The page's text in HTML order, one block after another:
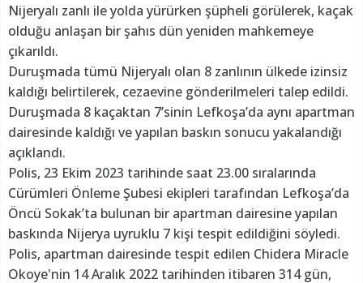
Nijeryalı zanlı ile yolda yürürken şüpheli görülerek, kaçak
olduğu anlaşan bir şahıs dün yeniden mahkemeye
çıkarıldı.
Duruşmada tümü Nijeryalı olan 8 zanlının ülkede izinsiz
kaldığı belirtilerek, cezaevine gönderilmeleri talep edildi.
Duruşmada 8 kaçaktan 7’sinin Lefkoşa’da aynı apartman
dairesinde kaldığı ve yapılan baskın sonucu yakalandığı
açıklandı.
Polis, 23 Ekim 2023 tarihinde saat 23.00 sıralarında
Cürümleri Önleme Şubesi ekipleri tarafından Lefkoşa’da
Öncü Sokak’ta bulunan bir apartman dairesine yapılan
baskında Nijerya uyruklu 7 kişi tespit edildiğini söyledi.
Polis, apartman dairesinde tespit edilen Chidera Miracle
Okoye'nin 14 Aralık 2022 tarihinden itibaren 314 gün,